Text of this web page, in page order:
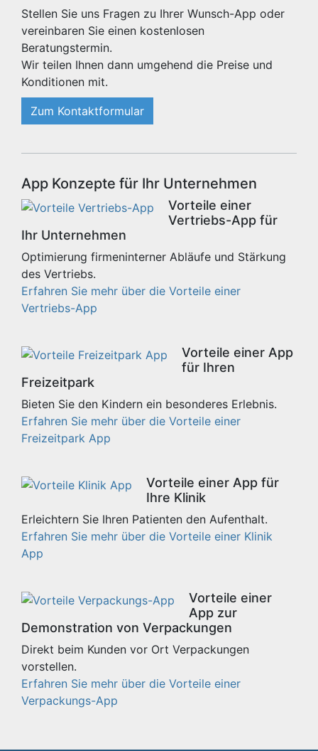
Stellen Sie uns Fragen zu Ihrer Wunsch-App oder
vereinbaren Sie einen kostenlosen
Beratungstermin.
Wir teilen Ihnen dann umgehend die Preise und
Konditionen mit.
Zum Kontaktformular
App Konzepte für Ihr Unternehmen
Vorteile einer
Vertriebs-App für
Ihr Unternehmen
Optimierung firmeninterner Abläufe und Stärkung
des Vertriebs.
Erfahren Sie mehr über die Vorteile einer
Vertriebs-App
Vorteile einer App
für Ihren
Freizeitpark
Bieten Sie den Kindern ein besonderes Erlebnis.
Erfahren Sie mehr über die Vorteile einer
Freizeitpark App
Vorteile einer App für
Ihre Klinik
Erleichtern Sie Ihren Patienten den Aufenthalt.
Erfahren Sie mehr über die Vorteile einer Klinik
App
Vorteile einer
App zur
Demonstration von Verpackungen
Direkt beim Kunden vor Ort Verpackungen
vorstellen.
Erfahren Sie mehr über die Vorteile einer
Verpackungs-App